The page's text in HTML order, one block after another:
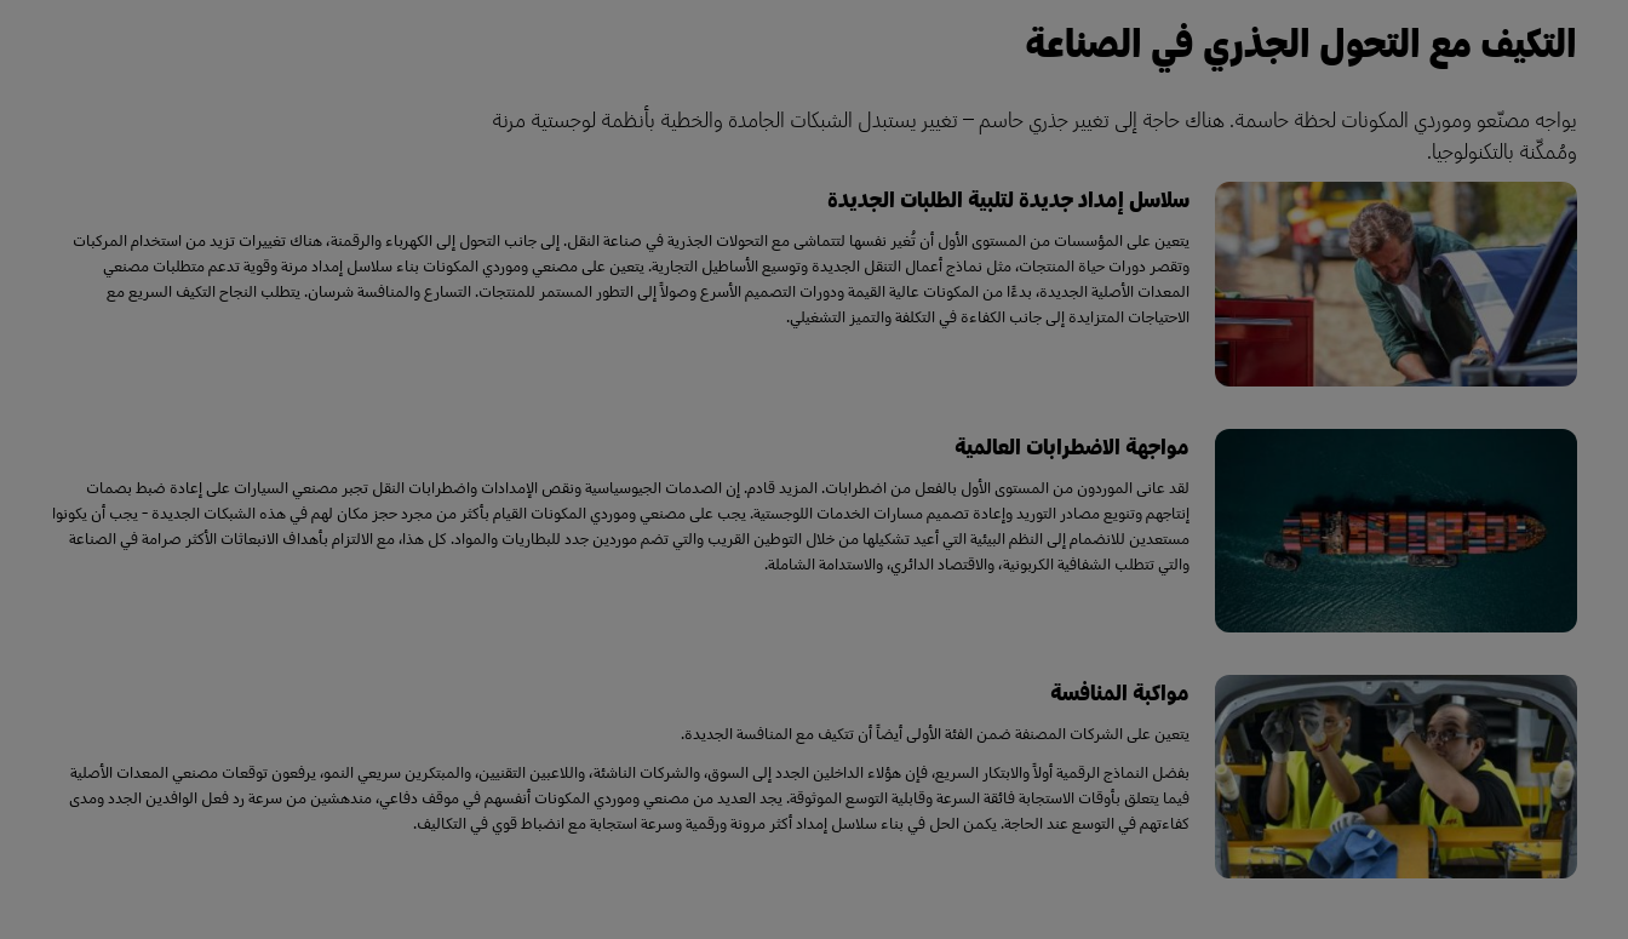
التكيف مع التحول الجذري في الصناعة
يواجه مصنّعو وموردي المكونات لحظة حاسمة. هناك حاجة إلى تغيير جذري حاسم – تغيير يستبدل الشبكات الجامدة والخطية بأنظمة لوجستية مرنة
ومُمكّنة بالتكنولوجيا.
سلاسل إمداد جديدة لتلبية الطلبات الجديدة
يتعين على المؤسسات من المستوى الأول أن تُغير نفسها لتتماشى مع التحولات الجذرية في صناعة النقل. إلى جانب التحول إلى الكهرباء والرقمنة، هناك تغييرات تزيد من استخدام المركبات
وتقصر دورات حياة المنتجات، مثل نماذج أعمال التنقل الجديدة وتوسيع الأساطيل التجارية. يتعين على مصنعي وموردي المكونات بناء سلاسل إمداد مرنة وقوية تدعم متطلبات مصنعي
المعدات الأصلية الجديدة، بدءًا من المكونات عالية القيمة ودورات التصميم الأسرع وصولاً إلى التطور المستمر للمنتجات. التسارع والمنافسة شرسان. يتطلب النجاح التكيف السريع مع
الاحتياجات المتزايدة إلى جانب الكفاءة في التكلفة والتميز التشغيلي.
مواجهة الاضطرابات العالمية
لقد عانى الموردون من المستوى الأول بالفعل من اضطرابات. المزيد قادم. إن الصدمات الجيوسياسية ونقص الإمدادات واضطرابات النقل تجبر مصنعي السيارات على إعادة ضبط بصمات
إنتاجهم وتنويع مصادر التوريد وإعادة تصميم مسارات الخدمات اللوجستية. يجب على مصنعي وموردي المكونات القيام بأكثر من مجرد حجز مكان لهم في هذه الشبكات الجديدة - يجب أن يكونوا
مستعدين للانضمام إلى النظم البيئية التي أعيد تشكيلها من خلال التوطين القريب والتي تضم موردين جدد للبطاريات والمواد. كل هذا، مع الالتزام بأهداف الانبعاثات الأكثر صرامة في الصناعة
والتي تتطلب الشفافية الكربونية، والاقتصاد الدائري، والاستدامة الشاملة.
مواكبة المنافسة
يتعين على الشركات المصنفة ضمن الفئة الأولى أيضاً أن تتكيف مع المنافسة الجديدة.
بفضل النماذج الرقمية أولاً والابتكار السريع، فإن هؤلاء الداخلين الجدد إلى السوق، والشركات الناشئة، واللاعبين التقنيين، والمبتكرين سريعي النمو، يرفعون توقعات مصنعي المعدات الأصلية
فيما يتعلق بأوقات الاستجابة فائقة السرعة وقابلية التوسع الموثوقة. يجد العديد من مصنعي وموردي المكونات أنفسهم في موقف دفاعي، مندهشين من سرعة رد فعل الوافدين الجدد ومدى
كفاءتهم في التوسع عند الحاجة. يكمن الحل في بناء سلاسل إمداد أكثر مرونة ورقمية وسرعة استجابة مع انضباط قوي في التكاليف.